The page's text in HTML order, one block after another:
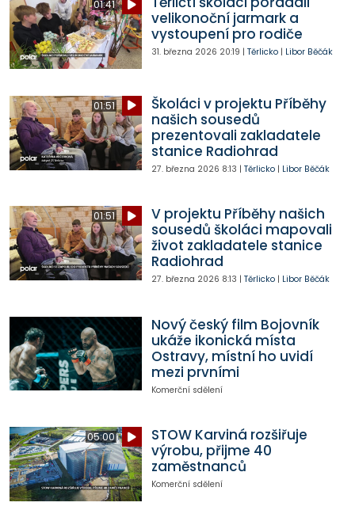
01:41
velikonoční jarmark a
vystoupení pro rodiče
31. března 2026 20:19 | Těrlicko| Libor Běčák
01:51
Školáci v projektu Příběhy
našich sousedů
prezentovali zakladatele
stanice Radiohrad
27. března 2026 8:13 | Těrlicko| Libor Běčák
01:51
V projektu Příběhy našich
sousedů školáci mapovali
život zakladatele stanice
Radiohrad
27. března 2026 8:13 | Těrlicko| Libor Běčák
Nový český film Bojovník
ukáže ikonická místa
Ostravy, místní ho uvidí
mezi prvními
Komerční sdělení
05:00
STOW Karviná rozšiřuje
výrobu, přijme 40
zaměstnanců
Komerční sdělení